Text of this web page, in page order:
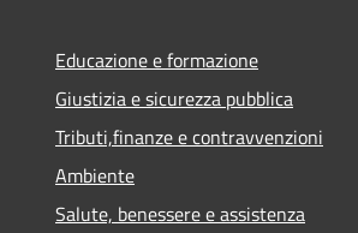
Educazione e formazione
Giustizia e sicurezza pubblica
Tributi,finanze e contravvenzioni
Ambiente
Salute, benessere e assistenza